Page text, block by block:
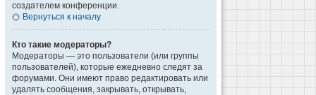
создателем конференции.
Вернуться к началу
Кто такие модераторы?
Модераторы — это пользователи (или группы
пользователей), которые ежедневно следят за
форумами. Они имеют право редактировать или
удалять сообщения, закрывать, открывать,